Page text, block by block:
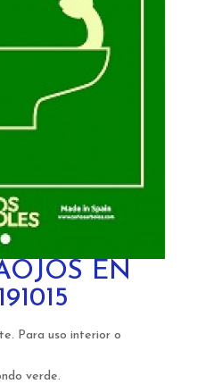
EN
Para uso interior o
verde.